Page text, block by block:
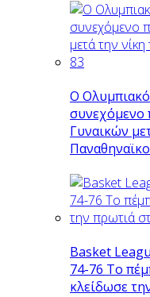
Ο
συνεχόμενο
Γυναικών
Basket
74-76 Το
κλείδωσε